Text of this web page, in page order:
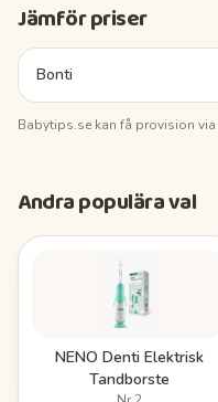
Jämför priser
Bonti
Babytips.se kan få provision
Andra populära val
NENO Denti Elektrisk
Tandborste